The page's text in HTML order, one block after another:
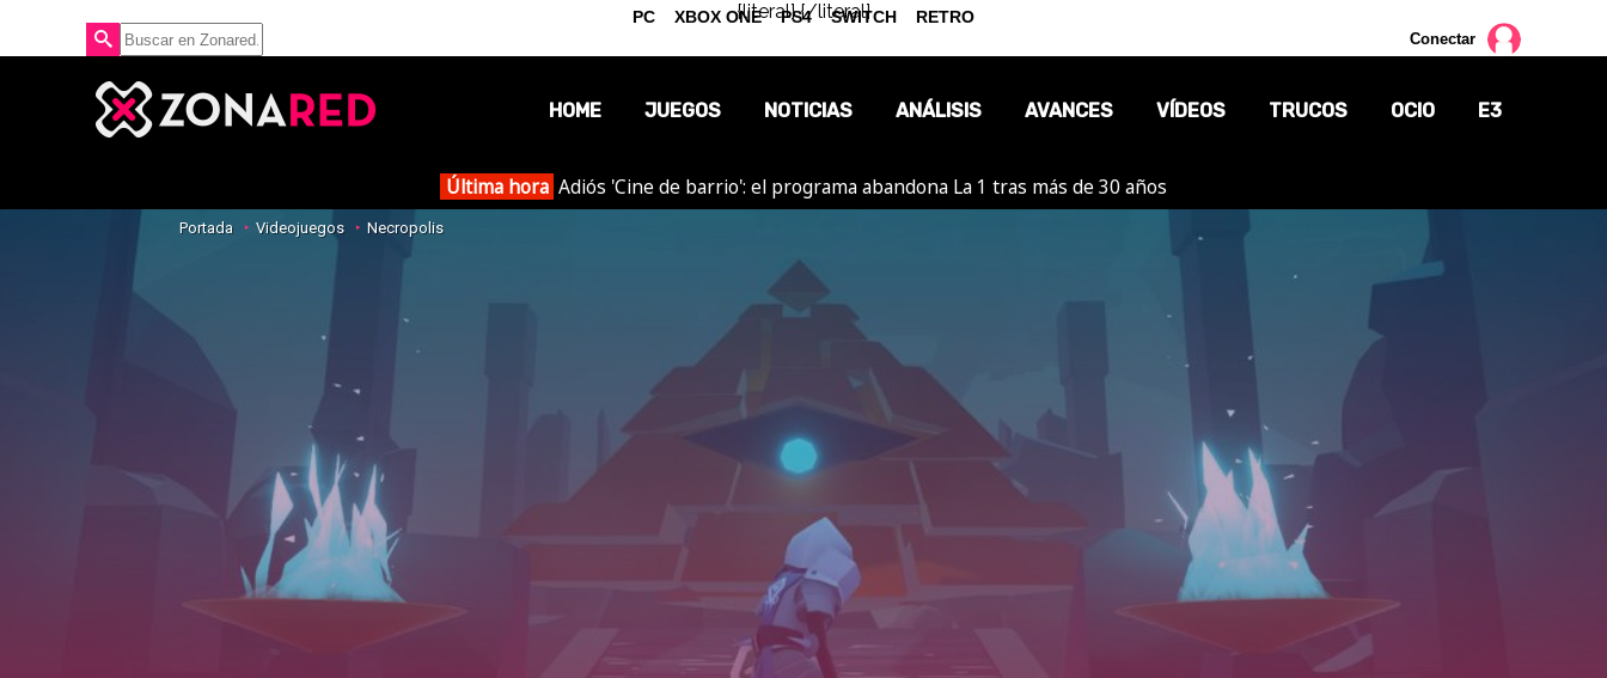
{literal}{/literal}
Conectar
HOME JUEGOS NOTICIAS
OPINIÓN
ANÁLISIS AVANCES VÍDEOS TRUCOS OCIO E3
Última hora Adiós 'Cine de barrio': el programa abandona La 1 tras más de 30 años
Portada Videojuegos Necropolis
PC XBOX ONE PS4 SWITCH RETRO